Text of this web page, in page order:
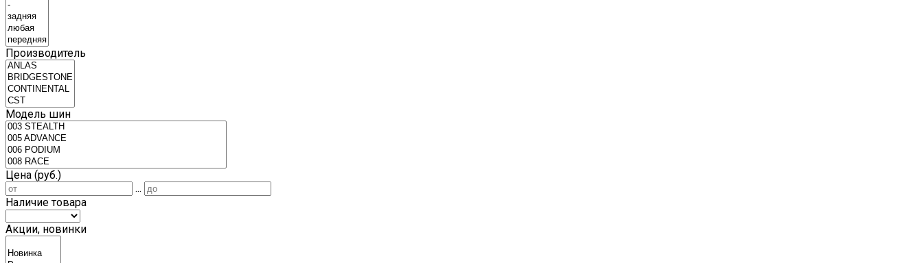
Производитель
Модель шин
Цена (руб.)
...
Наличие товара
Акции, новинки